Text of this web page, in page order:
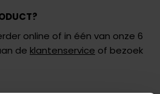
online of in één van onze 6
de klantenservice of bezoek